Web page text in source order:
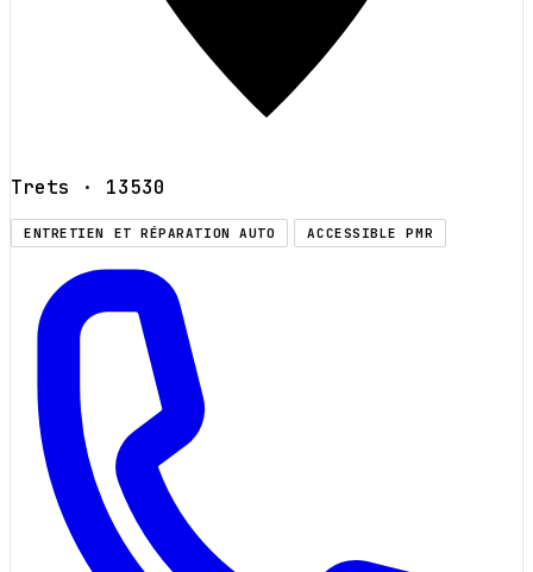
Trets · 13530
ENTRETIEN ET RÉPARATION AUTO ACCESSIBLE PMR